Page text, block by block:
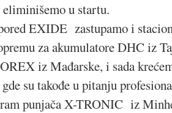
u startu.
EXIDE zastupamo i
za akumulatore DHC iz
iz Mađarske, i sada
su takođe u pitanju
punjača X-TRONIC iz